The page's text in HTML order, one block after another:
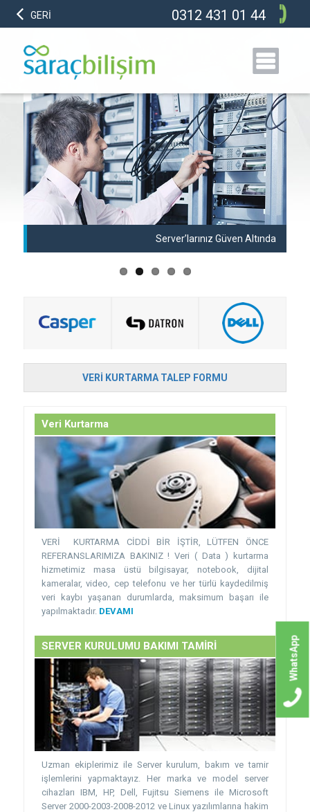
GERİ 0312 431 01 44
Server’larınız Güven Altında
VERI KURTARMA TALEP FORMU
Veri Kurtarma
VERİ KURTARMA CİDDİ BİR İŞTİR, LÜTFEN ÖNCE
REFERANSLARIMIZA BAKINIZ ! Veri ( Data ) kurtarma
hizmetimiz masa üstü bilgisayar, notebook, dijital
kameralar, video, cep telefonu ve her türlü kaydedilmiş
veri kaybı yaşanan durumlarda, maksimum başarı ile
yapılmaktadır. DEVAMI
SERVER KURULUMU BAKIMI TAMİRİ
Uzman ekiplerimiz ile Server kurulum, bakım ve tamir
işlemlerini yapmaktayız. Her marka ve model server
cihazları IBM, HP, Dell, Fujitsu Siemens ile Microsoft
Server 2000-2003-2008-2012 ve Linux yazılımlarına hakim
WhatsApp